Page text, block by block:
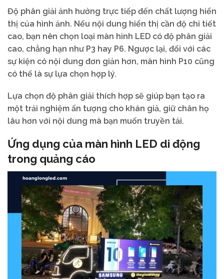
Độ phân giải ảnh hưởng trực tiếp đến chất lượng hiển
thị của hình ảnh. Nếu nội dung hiển thị cần độ chi tiết
cao, bạn nên chọn loại màn hình LED có độ phân giải
cao, chẳng hạn như P3 hay P6. Ngược lại, đối với các
sự kiện có nội dung đơn giản hơn, màn hình P10 cũng
có thể là sự lựa chọn hợp lý.
Lựa chọn độ phân giải thích hợp sẽ giúp bạn tạo ra
một trải nghiệm ấn tượng cho khán giả, giữ chân họ
lâu hơn với nội dung mà bạn muốn truyền tải.
Ứng dụng của màn hình LED di động
trong quảng cáo